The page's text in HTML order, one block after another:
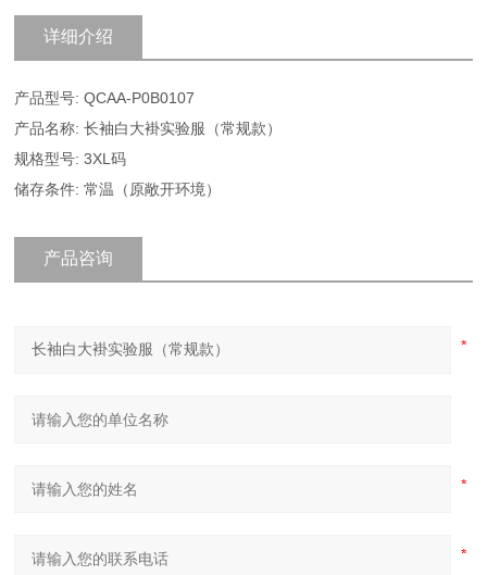
详细介绍
产品型号: QCAA-P0B0107
产品名称: 长袖白大褂实验服（常规款）
规格型号: 3XL码
储存条件: 常温（原敞开环境）
产品咨询